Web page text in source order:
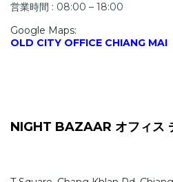
営業時間 : 08:00 – 18:00
Google Maps:
OLD CITY OFFICE CHIANG MAI
NIGHT BAZAAR オフィス